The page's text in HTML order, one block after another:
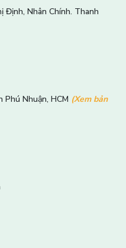
Định, Nhân Chính. Thanh
Phú Nhuận, HCM (Xem bản